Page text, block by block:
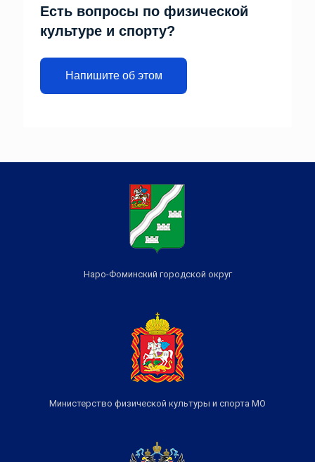
Есть вопросы по физической
культуре и спорту?
Напишите об этом
Наро-Фоминский городской округ
Министерство физической культуры и спорта МО